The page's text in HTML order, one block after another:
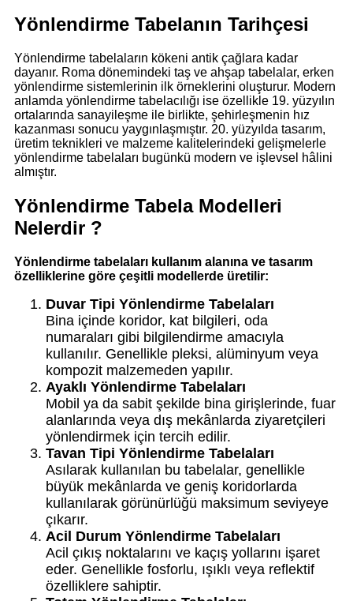
Yönlendirme Tabelanın Tarihçesi
Yönlendirme tabelaların kökeni antik çağlara kadar
dayanır. Roma dönemindeki taş ve ahşap tabelalar, erken
yönlendirme sistemlerinin ilk örneklerini oluşturur. Modern
anlamda yönlendirme tabelacılığı ise özellikle 19. yüzyılın
ortalarında sanayileşme ile birlikte, şehirleşmenin hız
kazanması sonucu yaygınlaşmıştır. 20. yüzyılda tasarım,
üretim teknikleri ve malzeme kalitelerindeki gelişmelerle
yönlendirme tabelaları bugünkü modern ve işlevsel hâlini
almıştır.
Yönlendirme Tabela Modelleri
Nelerdir ?
Yönlendirme tabelaları kullanım alanına ve tasarım
özelliklerine göre çeşitli modellerde üretilir:
Duvar Tipi Yönlendirme Tabelaları
Bina içinde koridor, kat bilgileri, oda
numaraları gibi bilgilendirme amacıyla
kullanılır. Genellikle pleksi, alüminyum veya
kompozit malzemeden yapılır.
Ayaklı Yönlendirme Tabelaları
Mobil ya da sabit şekilde bina girişlerinde, fuar
alanlarında veya dış mekânlarda ziyaretçileri
yönlendirmek için tercih edilir.
Tavan Tipi Yönlendirme Tabelaları
Asılarak kullanılan bu tabelalar, genellikle
büyük mekânlarda ve geniş koridorlarda
kullanılarak görünürlüğü maksimum seviyeye
çıkarır.
Acil Durum Yönlendirme Tabelaları
Acil çıkış noktalarını ve kaçış yollarını işaret
eder. Genellikle fosforlu, ışıklı veya reflektif
özelliklere sahiptir.